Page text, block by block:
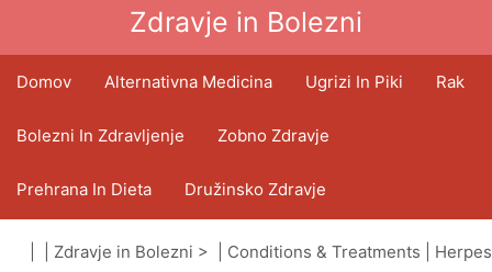
Zdravje in Bolezni
Domov Alternativna Medicina Ugrizi In Piki Rak
Bolezni In Zdravljenje Zobno Zdravje
Prehrana In Dieta Družinsko Zdravje
Zdravstveni Sektor Duševno Zdravje
Zdravje in Bolezni > | Conditions & Treatments Herpes